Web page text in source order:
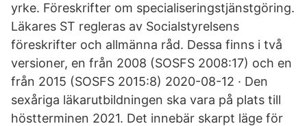
yrke. Föreskrifter om specialiseringstjänstgöring.
Läkares ST regleras av Socialstyrelsens
föreskrifter och allmänna råd. Dessa finns i två
versioner, en från 2008 (SOSFS 2008:17) och en
från 2015 (SOSFS 2015:8) 2020-08-12 · Den
sexåriga läkarutbildningen ska vara på plats till
höstterminen 2021. Det innebär skarpt läge för